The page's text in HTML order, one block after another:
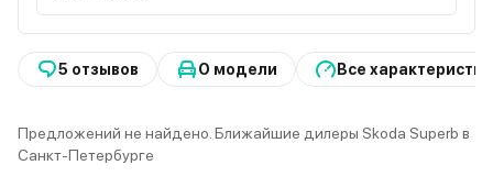
5 отзывов О модели Все
Предложений не найдено. Ближайшие дилеры Skoda Superb в
Санкт-Петербурге